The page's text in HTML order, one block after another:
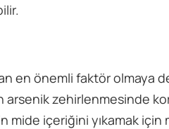
en önemli faktör olmaya
arsenik zehirlenmesinde
mide içeriğini yıkamak için